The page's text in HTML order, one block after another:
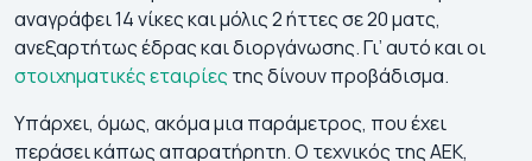
αναγράφει 14 νίκες και μόλις 2 ήττες σε 20 ματς,
ανεξαρτήτως έδρας και διοργάνωσης. Γι’ αυτό και οι
στοιχηματικές εταιρίες της δίνουν προβάδισμα.
Υπάρχει, όμως, ακόμα μια παράμετρος, που έχει
περάσει κάπως απαρατήρητη. Ο τεχνικός της ΑΕΚ,